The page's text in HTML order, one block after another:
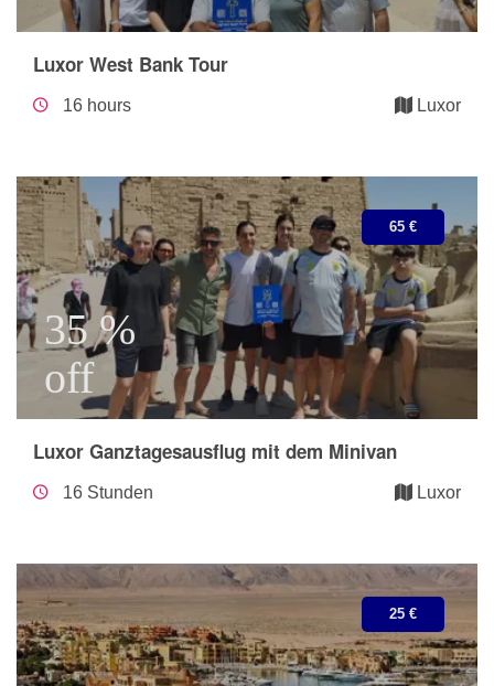
Luxor West Bank Tour
16 hours Luxor
65 €
35 %
off
Luxor Ganztagesausflug mit dem Minivan
16 Stunden Luxor
25 €